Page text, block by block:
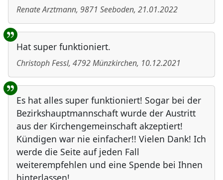
Renate Arztmann, 9871 Seeboden, 21.01.2022
Hat super funktioniert.
Christoph Fessl, 4792Münzkirchen, 10.12.2021
Es hat alles super funktioniert! Sogar bei der
Bezirkshauptmannschaft wurde der Austritt
aus der Kirchengemeinschaft akzeptiert!
Kündigen war nie einfacher!! Vielen Dank! Ich
werde die Seite auf jeden Fall
weiterempfehlen und eine Spende bei Ihnen